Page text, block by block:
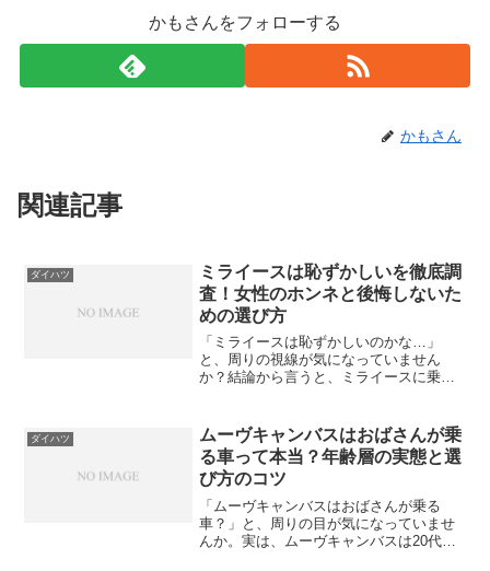
かもさんをフォローする
かもさん
関連記事
ダイハツ
ミライースは恥ずかしいを徹底調
査！女性のホンネと後悔しないた
めの選び方
「ミライースは恥ずかしいのかな…」
と、周りの視線が気になっていません
か？結論から言うと、ミライースに乗る
な低燃費と低価格は、日々の生活を豊か
にするための強力な武器になる...
ダイハツ
ムーヴキャンバスはおばさんが乗
る車って本当？年齢層の実態と選
び方のコツ
「ムーヴキャンバスはおばさんが乗る
車？」と、周りの目が気になっていませ
んか。実は、ムーヴキャンバスは20代の